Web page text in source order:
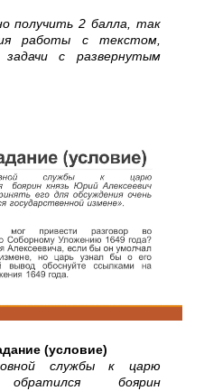
получить 2 балла, так
работы с текстом,
задачи с развернутым
(условие)
службы к царю
обратился боярин